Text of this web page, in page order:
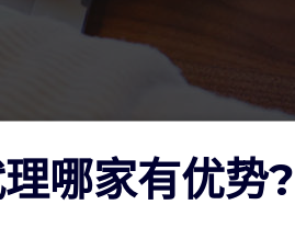
哪家有优势?